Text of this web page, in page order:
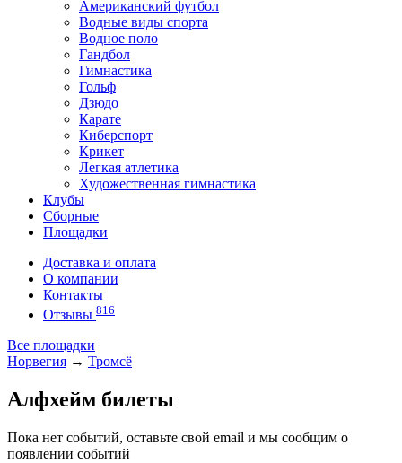
Американский футбол
Водные виды спорта
Водное поло
Гандбол
Гимнастика
Гольф
Дзюдо
Карате
Киберспорт
Крикет
Легкая атлетика
Художественная гимнастика
Клубы
Сборные
Площадки
Доставка и оплата
О компании
Контакты
Отзывы 816
Все площадки
Норвегия → Тромсё
Алфхейм билеты
Пока нет событий, оставьте свой email и мы сообщим о
появлении событий